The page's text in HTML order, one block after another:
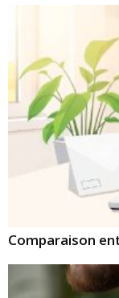
Comparaison